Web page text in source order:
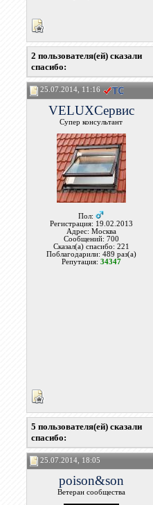
2 пользователя(ей) сказали
cпасибо:
25.07.2014, 11:16
VELUXСервис
Супер консультант
Пол:
Регистрация: 19.02.2013
Адрес: Москва
Сообщений: 700
Сказал(а) спасибо: 221
Поблагодарили: 489 раз(а)
Репутация: 34347
5 пользователя(ей) сказали
cпасибо:
25.07.2014, 18:05
poison&son
Ветеран сообщества